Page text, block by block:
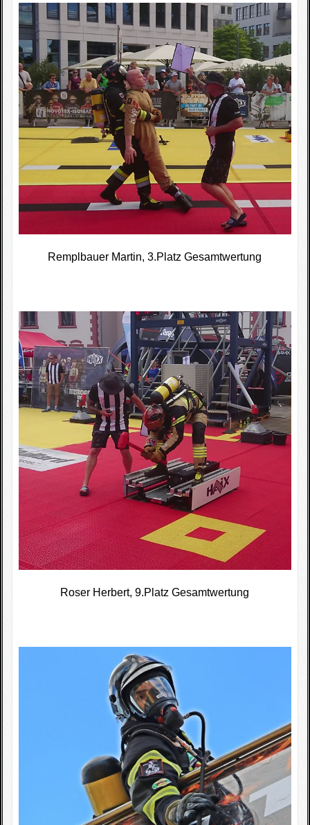
Remplbauer Martin, 3.Platz Gesamtwertung
Roser Herbert, 9.Platz Gesamtwertung